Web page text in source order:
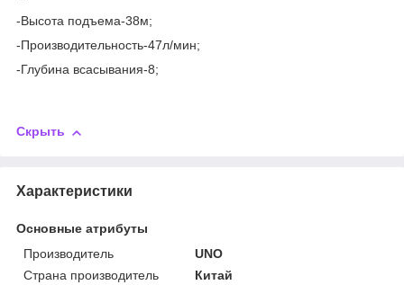
-Высота подъема-38м;
-Производительность-47л/мин;
-Глубина всасывания-8;
Скрыть
Характеристики
Основные атрибуты
Производитель
UNO
Страна производитель
Китай